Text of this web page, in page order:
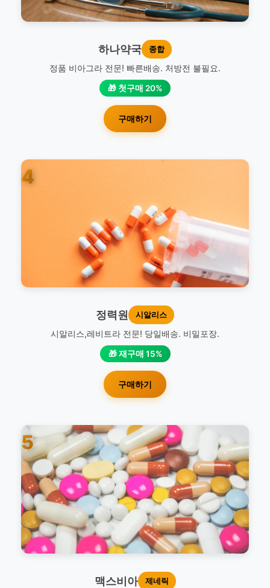
하나약국 종합
정품 비아그라 전문! 빠른배송. 처방전 불필요.
🎁 첫구매 20%
구매하기
4
정력원 시알리스
시알리스,레비트라 전문! 당일배송. 비밀포장.
🎁 재구매 15%
구매하기
5
맥스비아 제네릭